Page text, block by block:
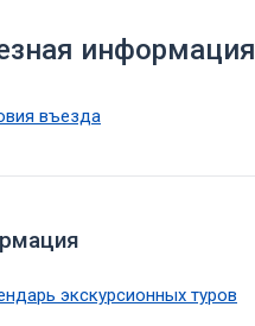
информация
въезда
экскурсионных туров